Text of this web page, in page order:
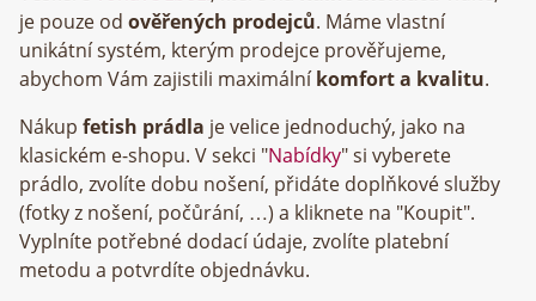
je pouze od ověřených prodejců. Máme vlastní
unikátní systém, kterým prodejce prověřujeme,
abychom Vám zajistili maximálníkomfort a kvalitu.
Nákup fetish prádla je velice jednoduchý, jako na
klasickém e-shopu. V sekci "Nabídky" si vyberete
prádlo, zvolíte dobu nošení, přidáte doplňkové služby
(fotky z nošení, počůrání, …) a kliknete na "Koupit".
Vyplníte potřebné dodací údaje, zvolíte platební
metodu a potvrdíte objednávku.